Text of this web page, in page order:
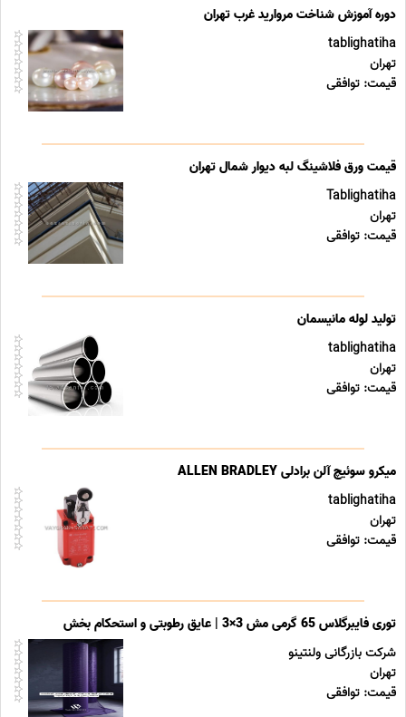
دوره آموزش شناخت مروارید غرب تهران
tablighatiha
تهران
قیمت: توافقی
قیمت ورق فلاشینگ لبه دیوار شمال تهران
Tablighatiha
تهران
قیمت: توافقی
تولید لوله مانیسمان
tablighatiha
تهران
قیمت: توافقی
میکرو سوئیچ آلن برادلی ALLEN BRADLEY
tablighatiha
تهران
قیمت: توافقی
توری فایبرگلاس 65 گرمی مش 3×3 | عایق رطوبتی و استحکام بخش
شرکت بازرگانی ولنتینو
تهران
قیمت: توافقی